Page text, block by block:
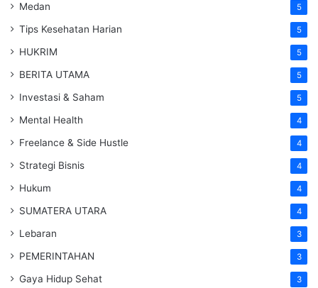
Medan 5
Tips Kesehatan Harian 5
HUKRIM 5
BERITA UTAMA 5
Investasi & Saham 5
Mental Health 4
Freelance & Side Hustle 4
Strategi Bisnis 4
Hukum 4
SUMATERA UTARA 4
Lebaran 3
PEMERINTAHAN 3
Gaya Hidup Sehat 3